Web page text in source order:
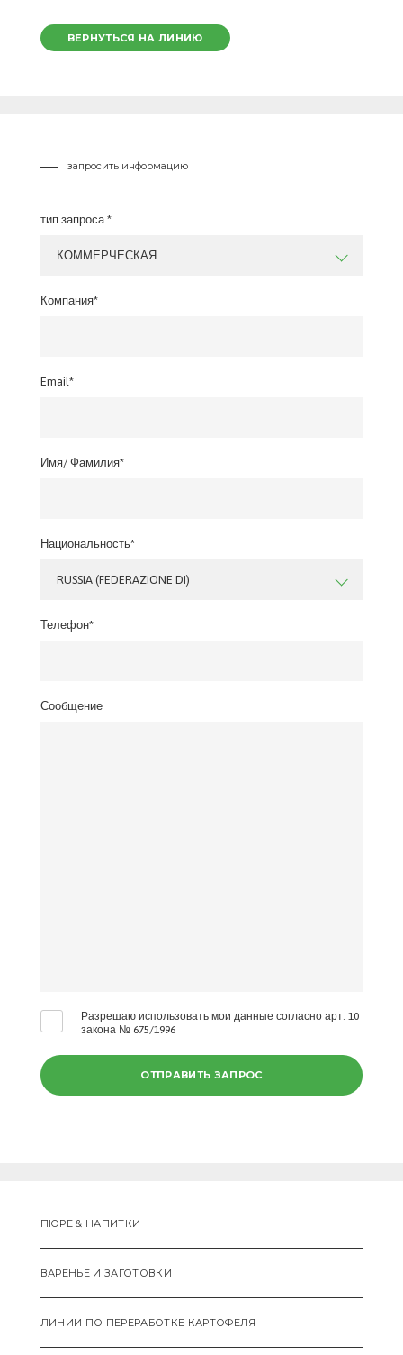
ВЕРНУТЬСЯ НА ЛИНИЮ
запросить информацию
тип запроса *
КОММЕРЧЕСКАЯ
Компания*
Email*
Имя/ Фамилия*
Национальность*
RUSSIA (FEDERAZIONE DI)
Телефон*
Сообщение
Разрешаю использовать мои данные согласно арт. 10
закона № 675/1996
ПЮРЕ & НАПИТКИ
ВАРЕНЬЕ И ЗАГОТОВКИ
ЛИНИИ ПО ПЕРЕРАБОТКЕ КАРТОФЕЛЯ